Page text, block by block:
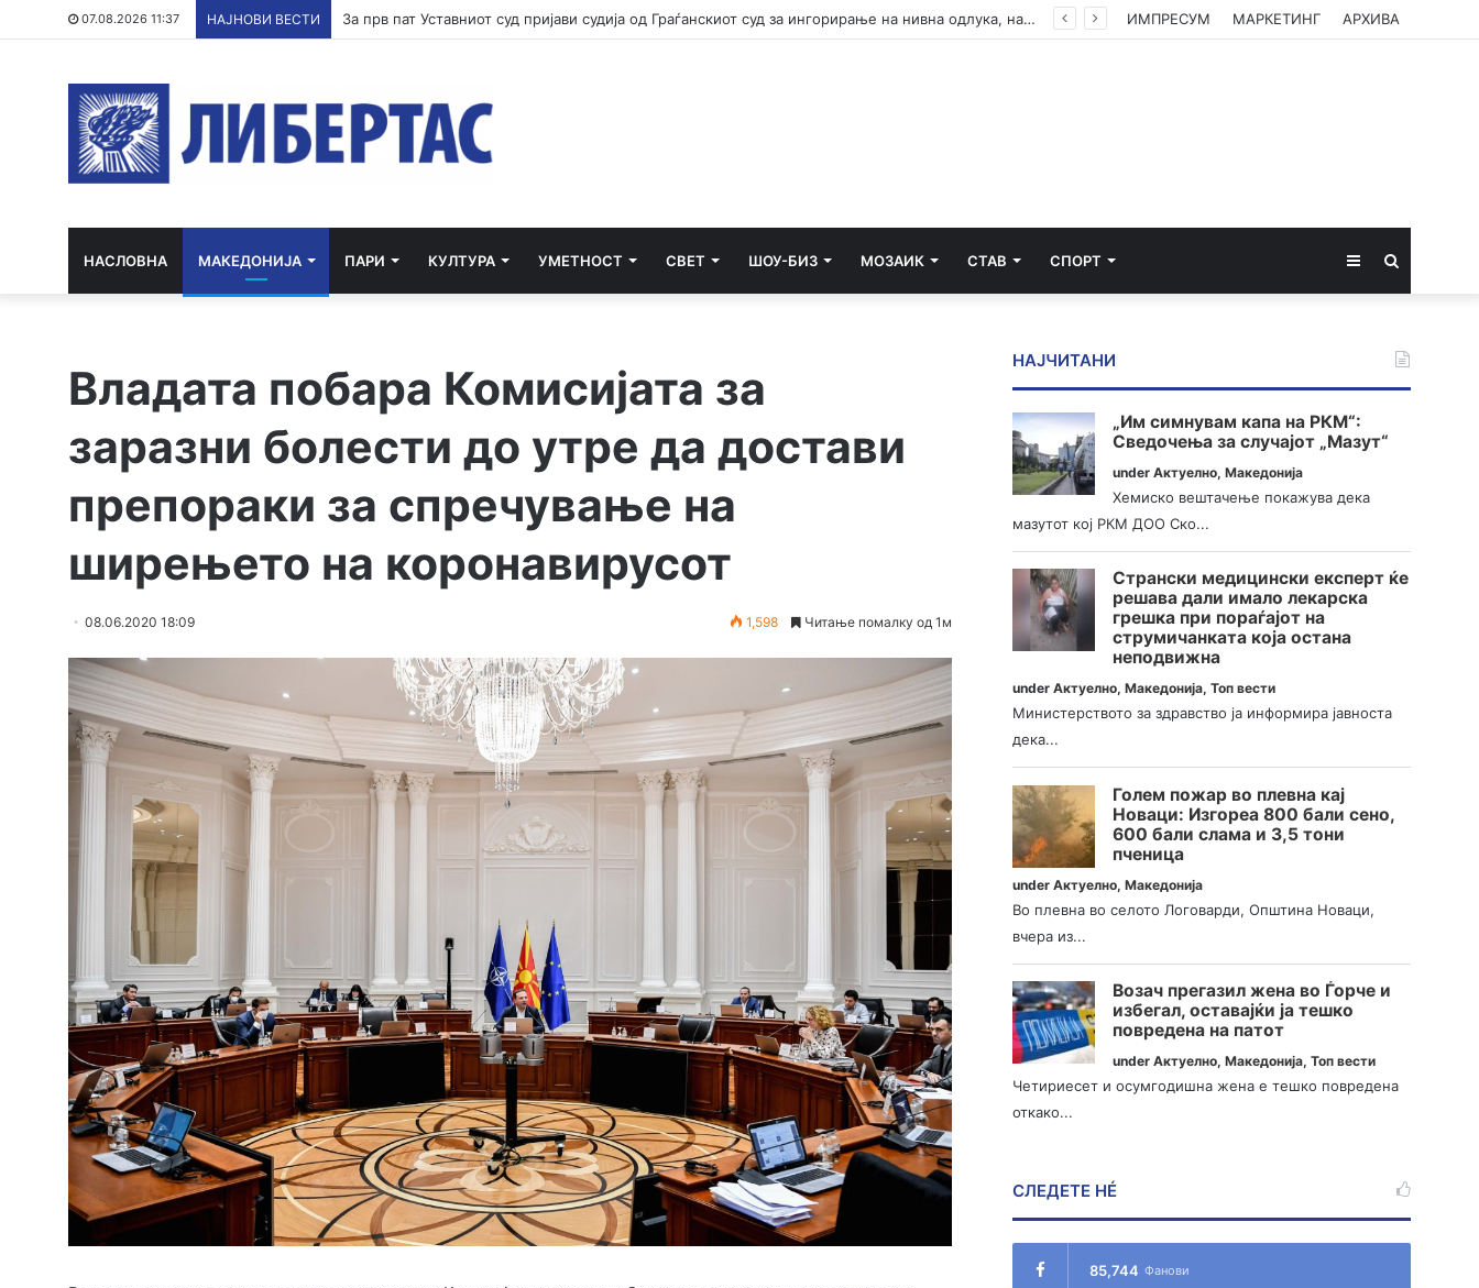
07.08.2026 11:37 НАЈНОВИ ВЕСТИ За прв пат Уставниот суд пријави судија од Граѓанскиот суд за ингорирање на нивна одлука, на потег Обвинителството и Судскиот совет ИМПРЕСУМ МАРКЕТИНГ АРХИВА
НАСЛОВНА МАКЕДОНИЈА ПАРИ КУЛТУРА УМЕТНОСТ СВЕТ ШОУ-БИЗ МОЗАИК СТАВ СПОРТ Sidebar
Владата побара Комисијата за
заразни болести до утре да достави
препораки за спречување на
ширењето на коронавирусот
08.06.2020 18:09 1,598 Читање помалку од 1м
НАЈЧИТАНИ
„Им симнувам капа на РКМ“:
Сведочења за случајот „Мазут“
underАктуелно,Македонија
Хемиско вештачење покажува дека
мазутот кој РКМ ДОО Ско...
Странски медицински експерт ќе
решава дали имало лекарска
грешка при пораѓајот на
струмичанката која остана
неподвижна
underАктуелно,Македонија,Топ вести
Министерството за здравство ја информира јавноста
дека...
Голем пожар во плевна кај
Новаци: Изгореа 800 бали сено,
600 бали слама и 3,5 тони
пченица
underАктуелно,Македонија
Во плевна во селото Логоварди, Општина Новаци,
вчера из...
Возач прегазил жена во Ѓорче и
избегал, оставајќи ја тешко
повредена на патот
underАктуелно,Македонија,Топ вести
Четириесет и осумгодишна жена е тешко повредена
откако...
СЛЕДЕТЕ НÉ
85,744 Фанови